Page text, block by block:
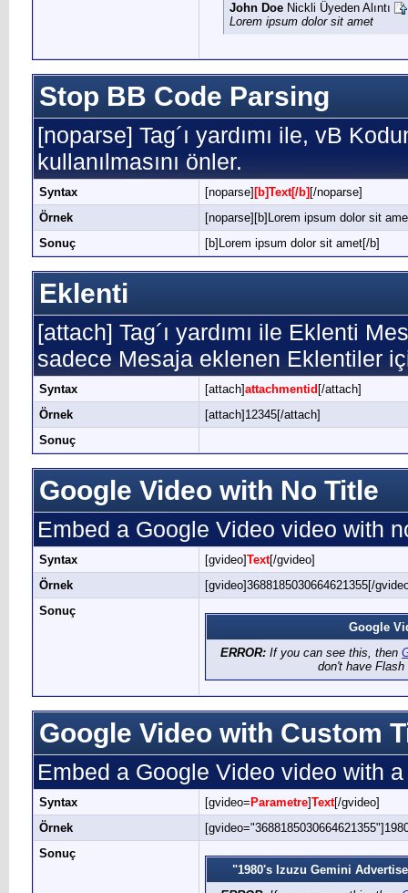
John Doe Nickli Üyeden Alıntı
Lorem ipsum dolor sit amet
Stop BB Code Parsing
[noparse] Tag´ı yardımı ile, vB
kullanılmasını önler.
Syntax [noparse] [b]Text[/b] [/noparse]
Örnek
[noparse][b]Lorem ipsum dolor sit
Sonuç
[b]Lorem ipsum dolor sit amet[/b]
Eklenti
[attach] Tag´ı yardımı ile Eklenti
sadece Mesaja eklenen Eklentiler
Syntax [attach]attachmentid [/attach]
Örnek
[attach]12345[/attach]
Sonuç
Google Video with No Title
Embed a Google Video video with
Syntax [gvideo]Text[/gvideo]
Örnek
[gvideo]3688185030664621355[/
Sonuç
Google
ERROR: If you can see this, then
don't have
Google Video with Custom
Embed a Google Video video with
Syntax [gvideo= Parametre]Text[/gvideo]
Örnek
Sonuç
"1980's Izuzu Gemini